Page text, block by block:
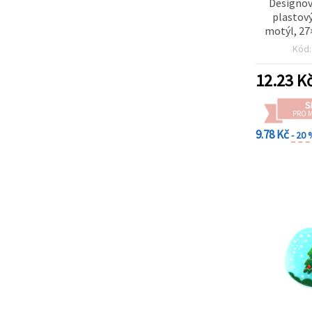
motýl,
otvor 1Kód:
12.23
PRO
9.78 Kč- 20